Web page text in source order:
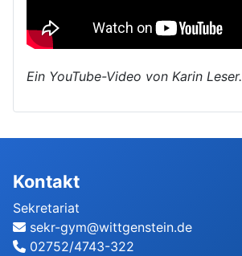
Ein YouTube-Video von Karin Leser.
Kontakt
Sekretariat
sekr-gym@wittgenstein.de
02752/4743-322